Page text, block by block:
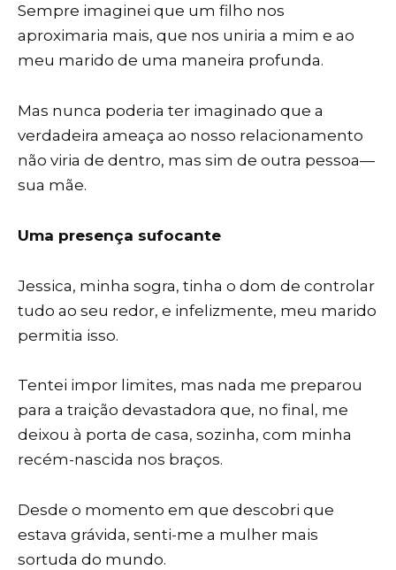
Sempre imaginei que um filho nos
aproximaria mais, que nos uniria a mim e ao
meu marido de uma maneira profunda.
Mas nunca poderia ter imaginado que a
verdadeira ameaça ao nosso relacionamento
não viria de dentro, mas sim de outra pessoa—
sua mãe.
Uma presença sufocante
Jessica, minha sogra, tinha o dom de controlar
tudo ao seu redor, e infelizmente, meu marido
permitia isso.
Tentei impor limites, mas nada me preparou
para a traição devastadora que, no final, me
deixou à porta de casa, sozinha, com minha
recém-nascida nos braços.
Desde o momento em que descobri que
estava grávida, senti-me a mulher mais
sortuda do mundo.